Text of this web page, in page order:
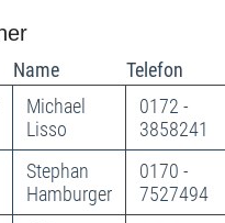
Name Telefon
Michael
Lisso
0172 -
3858241
Stephan
Hamburger
0170 -
7527494